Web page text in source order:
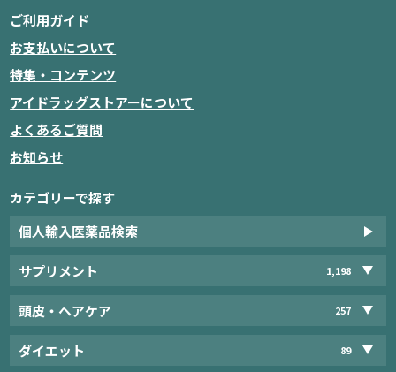
ご利用ガイド
お支払いについて
特集・コンテンツ
アイドラッグストアーについて
よくあるご質問
お知らせ
カテゴリーで探す
個人輸入医薬品検索
サプリメント 1,198
頭皮・ヘアケア 257
ダイエット 89